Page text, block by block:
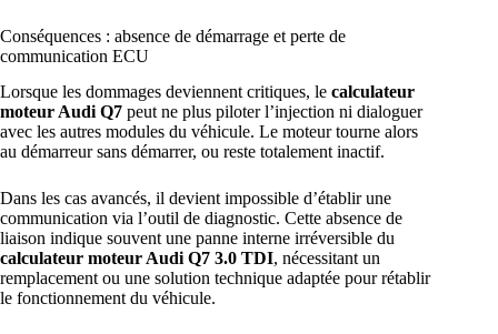
Conséquences : absence de démarrage et perte de
communication ECU
Lorsque les dommages deviennent critiques, le calculateur
moteur Audi Q7 peut ne plus piloter l’injection ni dialoguer
avec les autres modules du véhicule. Le moteur tourne alors
au démarreur sans démarrer, ou reste totalement inactif.
Dans les cas avancés, il devient impossible d’établir une
communication via l’outil de diagnostic. Cette absence de
liaison indique souvent une panne interne irréversible du
calculateur moteur Audi Q7 3.0 TDI, nécessitant un
remplacement ou une solution technique adaptée pour rétablir
le fonctionnement du véhicule.